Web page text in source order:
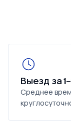
Выезд за
Среднее